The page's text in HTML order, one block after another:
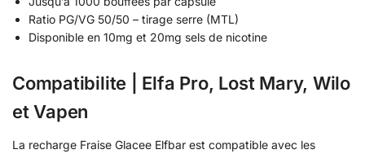
Ratio PG/VG 50/50 – tirage serre (MTL)
Disponible en 10mg et 20mg sels de nicotine
Compatibilite | Elfa Pro, Lost Mary, Wilo
et Vapen
La recharge Fraise Glacee Elfbar est compatible avec les